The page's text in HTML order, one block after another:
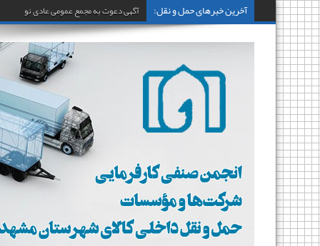
آخرین خبرهای حمل و نقل: آگهی دعوت به مجمع عمومی عادی نوبت اول